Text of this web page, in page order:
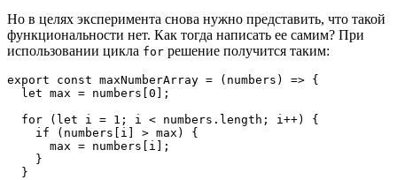
Но в целях эксперимента снова нужно представить, что такой
функциональности нет. Как тогда написать ее самим? При
использовании цикла for решение получится таким:
export const maxNumberArray = (numbers) => {
  let max = numbers[0];
  for (let i = 1; i < numbers.length; i++) {
    if (numbers[i] > max) {
      max = numbers[i];
    }
  }